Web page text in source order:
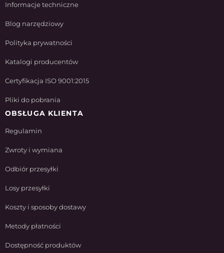
Informacje techniczne
Blog narzędziowy
Polityka prywatności
Katalogi producentów
Certyfikacja ISO 9001:2015
Pliki do pobrania
OBSŁUGA KLIENTA
Regulamin
Zwroty i wymiana
Odbiór przesyłki
Losy przesyłki
Koszty i sposoby dostawy
Metody płatności
Dostępność produktów